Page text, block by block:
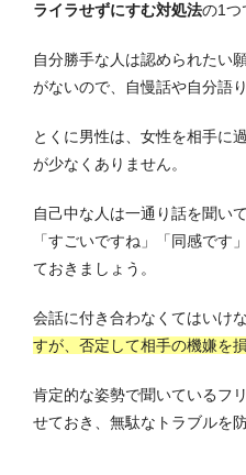
ライラせずにすむ対処法の1つ
自分勝手な人は認められたい
がないので、自慢話や自分語
とくに男性は、女性を相手に
が少なくありません。
自己中な人は一通り話を聞い
「すごいですね」「同感です
ておきましょう。
会話に付き合わなくてはいけな
すが、否定して相手の機嫌を
肯定的な姿勢で聞いているフ
せておき、無駄なトラブルを